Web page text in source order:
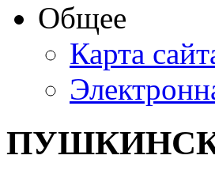
Общее
Карта